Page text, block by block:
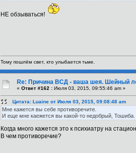
НЕ обзываться!
Тому пошлём свет, кто улыбается тьме.
Re: Причина ВСД - ваша шея. Шейный
« Ответ #162 : Июля 03, 2015, 09:55:46 am »
Цитата: Luaine от Июля 03, 2015, 09:08:48 am
Мне кажется вы себе противоречите.
И еще мне каежется вы какой-то недобрый, Тошиба.
Когда много кажется это к психиатру на
В чем противоречие?